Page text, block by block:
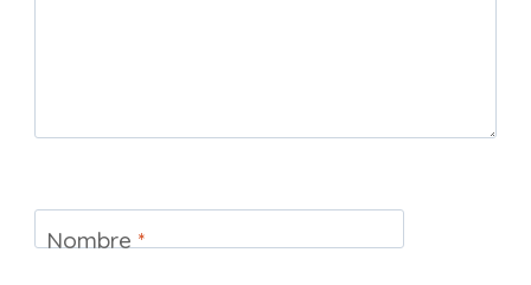
Nombre *